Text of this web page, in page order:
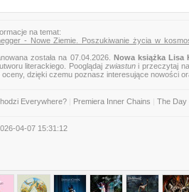
na temat:
- Nowe Ziemie. Poszukiwanie życia w
została na 07.04.2026. Nowa książka Lisa
literackiego. Pooglądaj zwiastuni przeczytaj
dzięki czemu poznasz interesujące nowości
Everywhere? Premiera Inner Chains The Day
04-07 15:31:12